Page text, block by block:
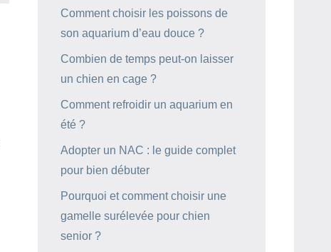
Comment choisir les poissons de
son aquarium d’eau douce ?
Combien de temps peut-on laisser
un chien en cage ?
Comment refroidir un aquarium en
été ?
Adopter un NAC : le guide complet
pour bien débuter
Pourquoi et comment choisir une
gamelle surélevée pour chien
senior ?